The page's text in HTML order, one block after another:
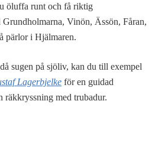
öluffa runt och få riktig
Grundholmarna, Vinön, Ässön, Fåran,
pärlor i Hjälmaren.
sugen på sjöliv, kan du till exempel
Lagerbjelke för en guidad
räkkryssning med trubadur.